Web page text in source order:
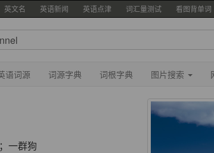
英文名 英语新闻 英语点津 词汇量测试 看图背单词
语词源 词源字典 词根字典 图片搜索
一群狗